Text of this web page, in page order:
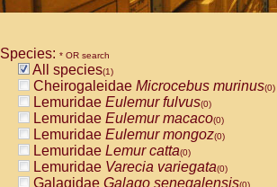
Species: * OR search
All species(1)
Cheirogaleidae Microcebus murinus(0)
Lemuridae Eulemur fulvus(0)
Lemuridae Eulemur macaco(0)
Lemuridae Eulemur mongoz(0)
Lemuridae Lemur catta(0)
Lemuridae Varecia variegata(0)
Galagidae Galago senegalensis(0)